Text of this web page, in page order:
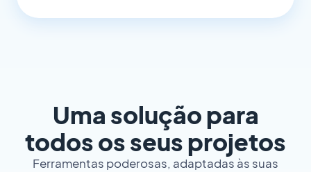
Uma solução para
todos os seus projetos
Ferramentas poderosas, adaptadas às suas